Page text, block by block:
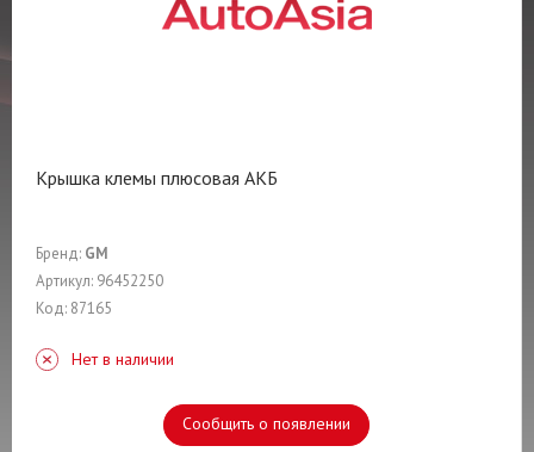
Крышка клемы плюсовая АКБ
Бренд: GM
Артикул: 96452250
Код: 87165
Нет в наличии
Сообщить о появлении